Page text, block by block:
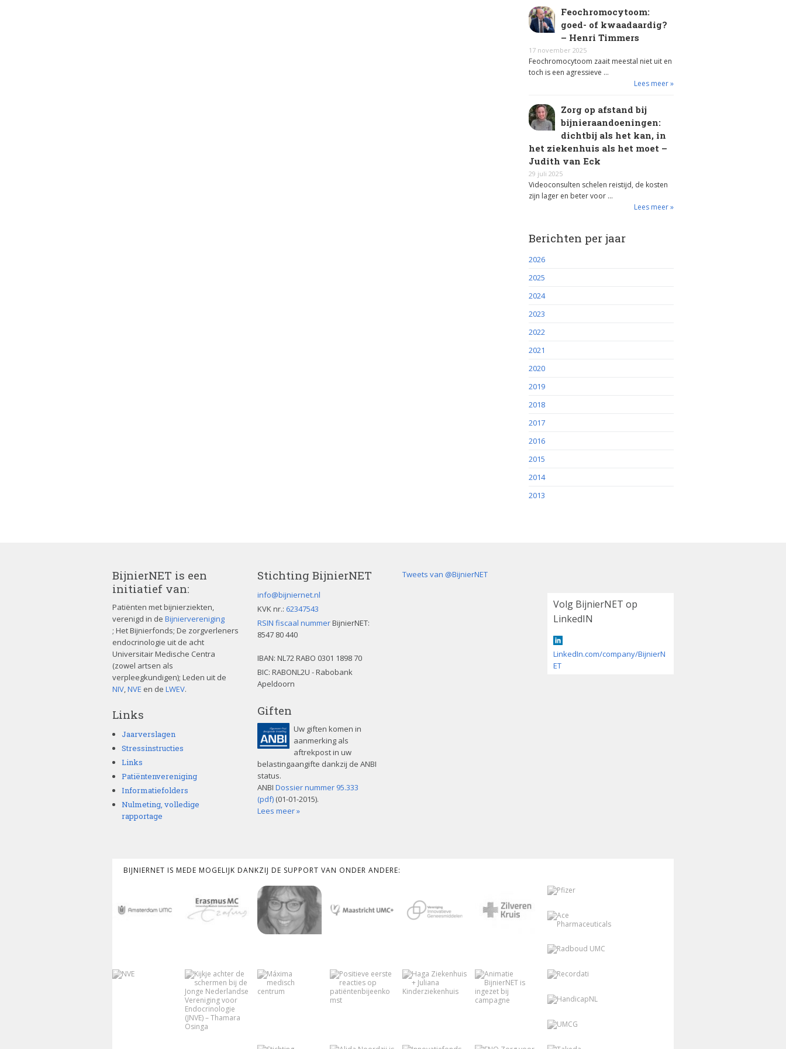
Feochromocytoom:
goed- of kwaadaardig?
– Henri Timmers
17 november 2025
Feochromocytoom zaait meestal niet uit en
toch is een agressieve …
Lees meer »
Zorg op afstand bij
bijnieraandoeningen:
dichtbij als het kan, in
het ziekenhuis als het moet –
Judith van Eck
29 juli 2025
Videoconsulten schelen reistijd, de kosten
zijn lager en beter voor …
Lees meer »
Berichten per jaar
2026
2025
2024
2023
2022
2021
2020
2019
2018
2017
2016
2015
2014
2013
BijnierNET is een
initiatief van:
Patiënten met bijnierziekten,
verenigd in de Bijniervereniging
; Het Bijnierfonds; De zorgverleners
endocrinologie uit de acht
Universitair Medische Centra
(zowel artsen als
verpleegkundigen); Leden uit de
NIV,NVE en de LWEV.
Links
Jaarverslagen
Stressinstructies
Links
Patiëntenvereniging
Informatiefolders
Nulmeting, volledige
rapportage
Stichting BijnierNET
info@bijniernet.nl
KVK nr.: 62347543
RSIN fiscaal nummerBijnierNET:
8547 80 440
IBAN: NL72 RABO 0301 1898 70
BIC: RABONL2U - Rabobank
Apeldoorn
Giften
Uw giften komen in
aanmerking als
aftrekpost in uw
belastingaangifte dankzij de ANBI
status.
ANBI Dossier nummer 95.333
(pdf) (01-01-2015).
Lees meer »
Tweets van @BijnierNET
Volg BijnierNET op
LinkedIN
LinkedIn.com/company/BijnierN
ET
BIJNIERNET IS MEDE MOGELIJK DANKZIJ DE SUPPORT VAN ONDER ANDERE: